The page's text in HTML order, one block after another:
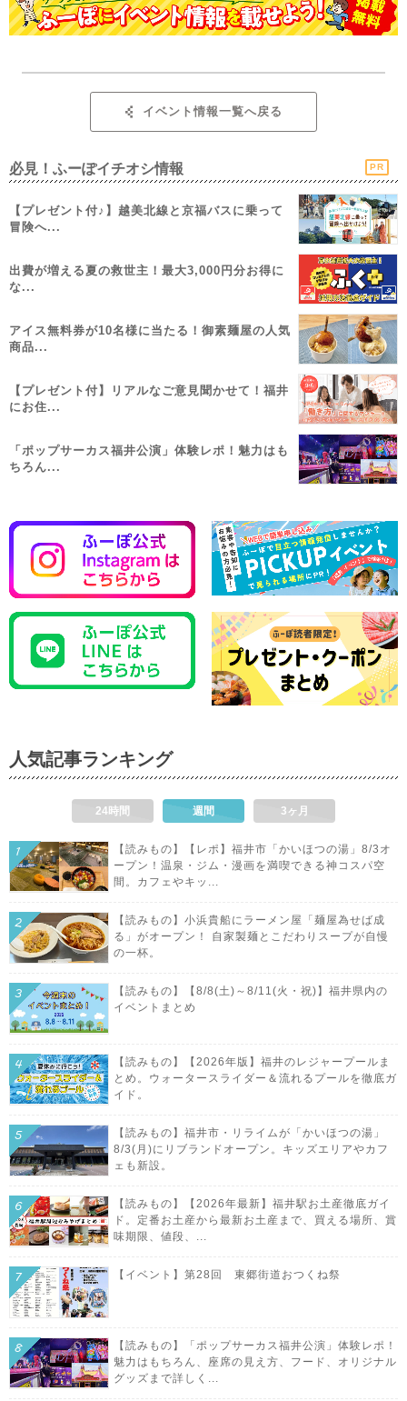
イベント情報一覧へ戻る
必見！ふーぽイチオシ情報 PR
【プレゼント付♪】越美北線と京福バスに乗って
冒険へ...
出費が増える夏の救世主！最大3,000円分お得に
な...
アイス無料券が10名様に当たる！御素麺屋の人気
商品...
【プレゼント付】リアルなご意見聞かせて！福井
にお住...
「ポップサーカス福井公演」体験レポ！魅力はも
ちろん...
人気記事ランキング
24時間 週間 3ヶ月
【読みもの】【レポ】福井市「かいほつの湯」8/3オ
ープン！温泉・ジム・漫画を満喫できる神コスパ空
間。カフェやキッ...
【読みもの】小浜貴船にラーメン屋「麺屋為せば成
る」がオープン！ 自家製麺とこだわりスープが自慢
の一杯。
【読みもの】【8/8(土)～8/11(火・祝)】福井県内の
イベントまとめ
【読みもの】【2026年版】福井のレジャープールま
とめ。ウォータースライダー＆流れるプールを徹底ガ
イド。
【読みもの】福井市・リライムが「かいほつの湯」
8/3(月)にリブランドオープン。キッズエリアやカフ
ェも新設。
【読みもの】【2026年最新】福井駅お土産徹底ガイ
ド。定番お土産から最新お土産まで、買える場所、賞
味期限、値段、...
【イベント】第28回 東郷街道おつくね祭
【読みもの】「ポップサーカス福井公演」体験レポ！
魅力はもちろん、座席の見え方、フード、オリジナル
グッズまで詳しく...